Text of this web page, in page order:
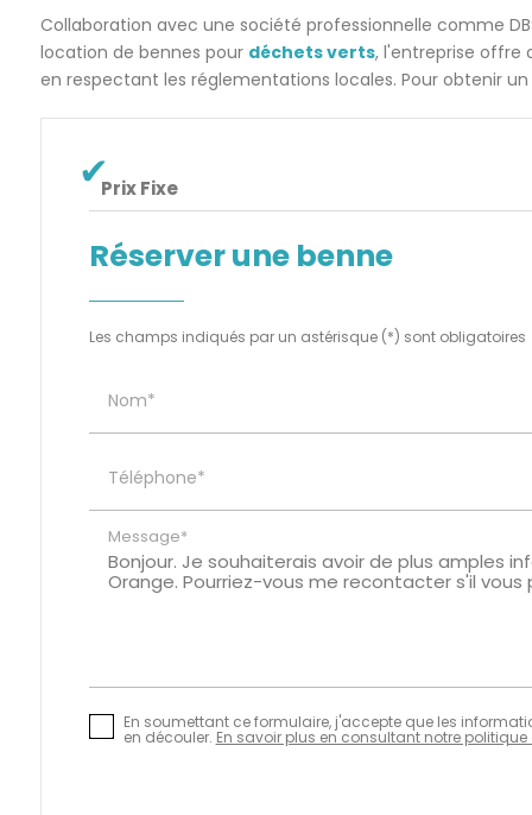
Collaboration avec une société professionnelle comme
location de bennes pour déchets verts, l'entreprise offre
en respectant les réglementations locales. Pour obtenir un
Prix Fixe
Réserver une benne
Les champs indiqués par un astérisque (*) sont obligatoires
Nom*
Téléphone*
Message*
En soumettant ce formulaire, j'accepte que les
en découler. En savoir plus en consultant notre